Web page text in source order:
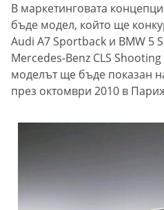
В маркетинговата
бъде модел, който ще
Audi A7 Sportback и BMW 5
Mercedes-Benz CLS
моделът ще бъде показан
през октомври 2010 в